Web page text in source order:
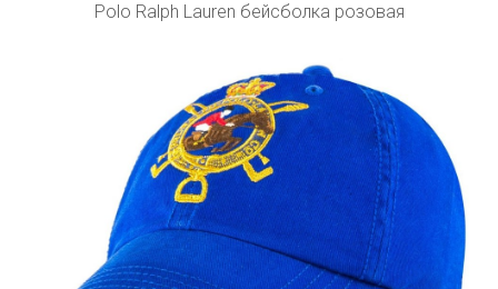
Polo Ralph Lauren бейсболка розовая